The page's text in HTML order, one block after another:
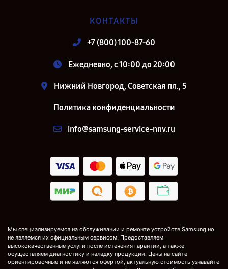
КОНТАКТЫ
+7 (800) 100-87-60
Ежедневно, с 10:00 до 20:00
Нижний Новгород, Советская пл., 5
Политика конфиденциальности
info@samsung-service-nnv.ru
Мы специализируемся на обслуживании и ремонте устройств Samsung но
не являемся их официальным сервисом. Предоставляем
высококачественные услуги после истечения гарантии, а также
осуществляем диагностику и наладку продукции. Цены на сайте
ориентировочные и не являются офертой, актуальную стоимость узнавайте